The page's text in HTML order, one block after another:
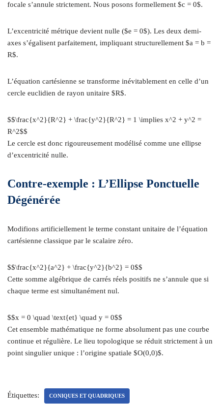
focale s’annule strictement. Nous posons formellement $c = 0$.
L’excentricité métrique devient nulle ($e = 0$). Les deux demi-
axes s’égalisent parfaitement, impliquant structurellement $a = b =
R$.
L’équation cartésienne se transforme inévitablement en celle d’un
cercle euclidien de rayon unitaire $R$.
$$\frac{x^2}{R^2} + \frac{y^2}{R^2} = 1 \implies x^2 + y^2 =
R^2$$
Le cercle est donc rigoureusement modélisé comme une ellipse
d’excentricité nulle.
Contre-exemple : L’Ellipse Ponctuelle
Dégénérée
Modifions artificiellement le terme constant unitaire de l’équation
cartésienne classique par le scalaire zéro.
$$\frac{x^2}{a^2} + \frac{y^2}{b^2} = 0$$
Cette somme algébrique de carrés réels positifs ne s’annule que si
chaque terme est simultanément nul.
$$x = 0 \quad \text{et} \quad y = 0$$
Cet ensemble mathématique ne forme absolument pas une courbe
continue et régulière. Le lieu topologique se réduit strictement à un
point singulier unique : l’origine spatiale $O(0,0)$.
Étiquettes: CONIQUES ET QUADRIQUES